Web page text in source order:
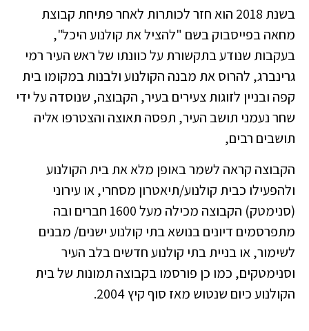
בשנת 2018 הוא חזר לכותרות לאחר פתיחת קבוצת
מחאה בפייסבוק בשם "להציל את קולנוע היכל",
בעקבות שנודע בתקשורת על כוונתו של ראש העיר רמי
גרינברג, להרוס את מבנה הקולנוע ולבנות במקומו בית
קפה ובניין לזוגות צעירים בעיר, הקבוצה, שנוסדה על ידי
שחר נעמני תושב העיר, תפסה תאוצה והצטרפו אליה
תושבים רבים,
הקבוצה קראה לשמר באופן מלא את בית הקולנוע
ולהפעילו כבית קולנוע/תיאטרון מסחרי, או עירוני
(סנימטק) הקבוצה מכילה מעל 1600 חברים ובה
מתפרסמים דיונים בנושא בתי קולנוע ישנים/ מבנים
לשימור, או בניית בתי קולנוע חדשים בלב העיר
וסנימטקים, כמו כן פורסמו בקבוצה תמונות של בית
הקולנוע כיום שנטוש מאז סוף קיץ 2004.